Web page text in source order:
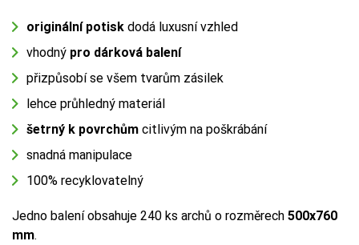
originální potisk dodá luxusní vzhled
vhodný pro dárková balení
přizpůsobí se všem tvarům zásilek
lehce průhledný materiál
šetrný k povrchům citlivým na poškrábání
snadná manipulace
100% recyklovatelný
Jedno balení obsahuje 240 ks archů o rozměrech 500x760
mm.